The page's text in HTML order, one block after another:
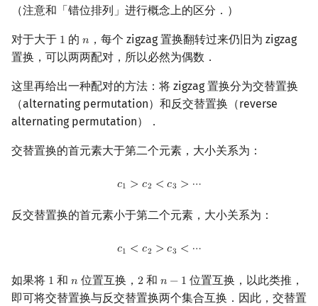
（注意和「错位排列」进行概念上的区分．）
对于大于 1
1 的 𝑛
n ，每个 zigzag 置换翻转过来仍旧为 zigzag
置换，可以两两配对，所以必然为偶数．
这里再给出一种配对的方法：将 zigzag 置换分为交替置换
（alternating permutation）和反交替置换（reverse
alternating permutation）．
交替置换的首元素大于第二个元素，大小关系为：
𝑐1 > 𝑐2 < 𝑐3 > ⋯
c1 >c2 <c 3> ⋯
反交替置换的首元素小于第二个元素，大小关系为：
𝑐1 < 𝑐2 > 𝑐3 < ⋯
c1 <c2 >c 3< ⋯
如果将 1
1 和 𝑛
n 位置互换， 2
2和 𝑛 − 1
n−1
位置互换，以此类推，
即可将交替置换与反交替置换两个集合互换．因此，交替置